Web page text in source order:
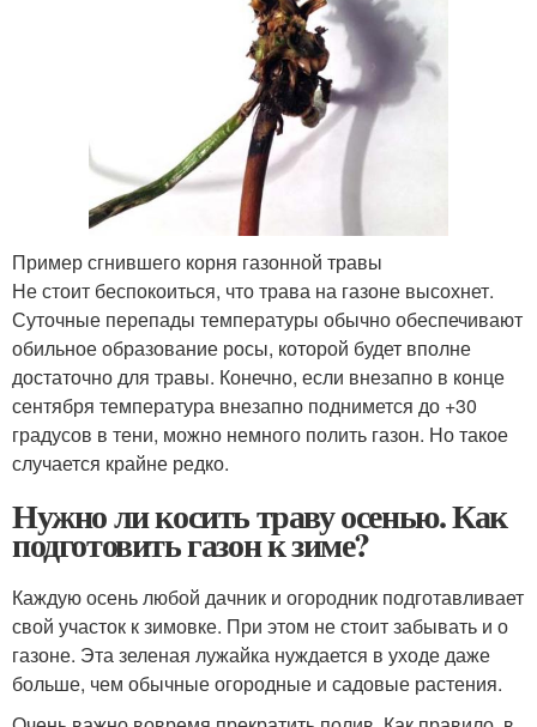
Пример сгнившего корня газонной травы
Не стоит беспокоиться, что трава на газоне высохнет.
Суточные перепады температуры обычно обеспечивают
обильное образование росы, которой будет вполне
достаточно для травы. Конечно, если внезапно в конце
сентября температура внезапно поднимется до +30
градусов в тени, можно немного полить газон. Но такое
случается крайне редко.
Нужно ли косить траву осенью. Как
подготовить газон к зиме?
Каждую осень любой дачник и огородник подготавливает
свой участок к зимовке. При этом не стоит забывать и о
газоне. Эта зеленая лужайка нуждается в уходе даже
больше, чем обычные огородные и садовые растения.